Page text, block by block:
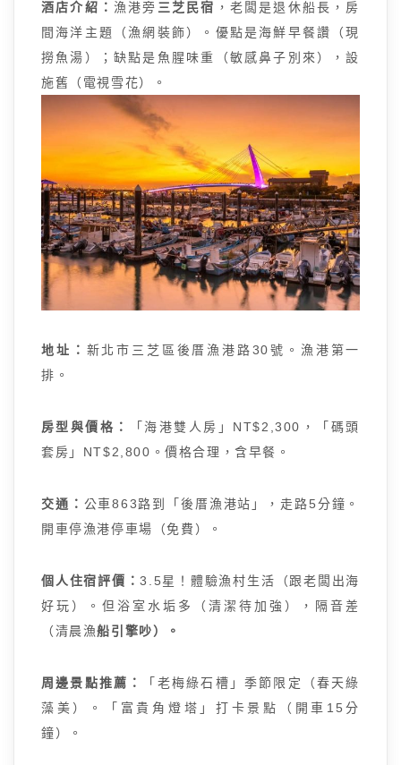
酒店介紹： 漁港旁 三芝民宿 ，老闆是退休船長，房
間海洋主題（漁網裝飾）。優點是海鮮早餐讚（現
撈魚湯）；缺點是魚腥味重（敏感鼻子別來），設
施舊（電視雪花）。
地址： 新北市三芝區後厝漁港路30號。漁港第一
排。
房型與價格：
「海港雙人房」NT$2,300，「碼頭
套房」NT$2,800。價格合理，含早餐。
交通： 公車863路到「後厝漁港站」，走路5分鐘。
開車停漁港停車場（免費）。
個人住宿評價：3.5星！體驗漁村生活（跟老闆出海
好玩）。但浴室水垢多（清潔待加強），隔音差
（清晨漁船引擎吵）。
周邊景點推薦：
「老梅綠石槽」季節限定（春天綠
藻美）。「富貴角燈塔」打卡景點（開車15分
鐘）。